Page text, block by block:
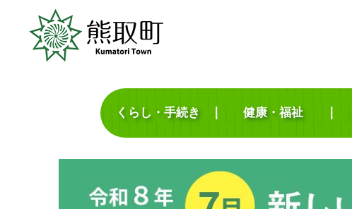
くらし・手続き 健康・福祉